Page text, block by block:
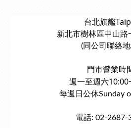
台北旗艦
新北市樹林區中山路
(同公司聯絡
門市營業時
週一至週六
每週日公休Sunday
電話: 02-2687-